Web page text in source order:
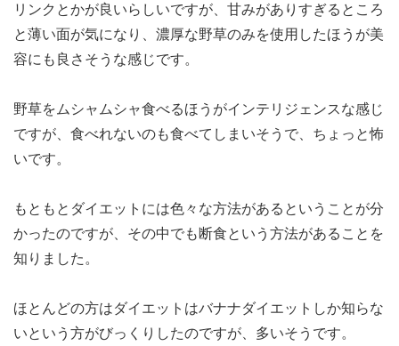
リンクとかが良いらしいですが、甘みがありすぎるところ
と薄い面が気になり、濃厚な野草のみを使用したほうが美
容にも良さそうな感じです。
野草をムシャムシャ食べるほうがインテリジェンスな感じ
ですが、食べれないのも食べてしまいそうで、ちょっと怖
いです。
もともとダイエットには色々な方法があるということが分
かったのですが、その中でも断食という方法があることを
知りました。
ほとんどの方はダイエットはバナナダイエットしか知らな
いという方がびっくりしたのですが、多いそうです。